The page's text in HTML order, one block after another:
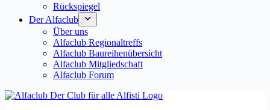
Rückspiegel
Der Alfaclub
Über uns
Alfaclub Regionaltreffs
Alfaclub Baureihenübersicht
Alfaclub Mitgliedschaft
Alfaclub Forum